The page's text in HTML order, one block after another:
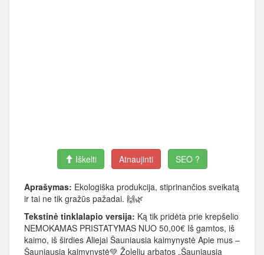
Iškelti Atnaujinti SEO ?
Aprašymas: Ekologiška produkcija, stiprinančios sveikatą
ir tai ne tik gražūs pažadai. 🙌🌿
Tekstinė tinklalapio versija: Ką tik pridėta prie krepšelio
NEMOKAMAS PRISTATYMAS NUO 50,00€ Iš gamtos, iš
kaimo, iš širdies Aliejai Šauniausia kaimynystė Apie mus –
Šauniausia kaimynystė💚 Žolelių arbatos „Šauniausia